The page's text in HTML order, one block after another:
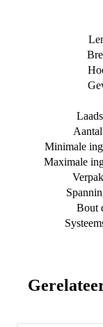
Minimale
Maximale
Bout